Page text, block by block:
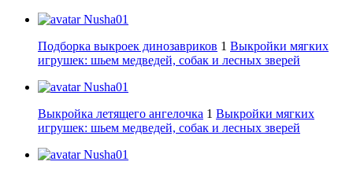
Nusha01
Подборка выкроек динозавриков 1 Выкройки мягких
игрушек: шьем медведей, собак и лесных зверей
Nusha01
Выкройка летящего ангелочка 1 Выкройки мягких
игрушек: шьем медведей, собак и лесных зверей
Nusha01